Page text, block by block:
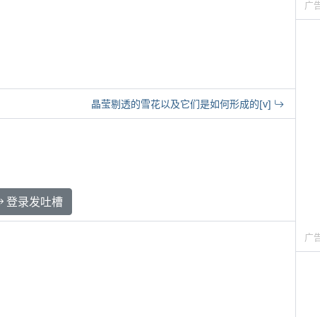
晶莹剔透的雪花以及它们是如何形成的[v]
登录发吐槽
广
广